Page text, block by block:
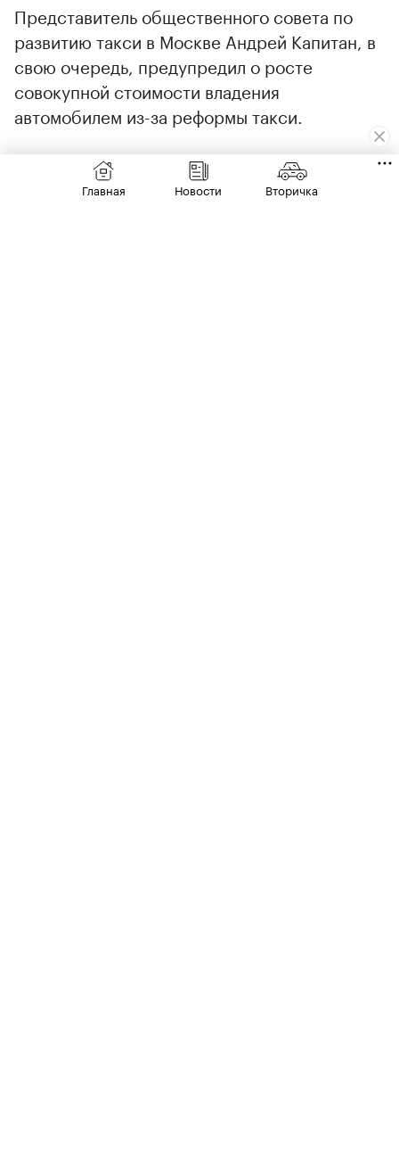
00:00 00:00
Представитель общественного совета по
развитию такси в Москве Андрей Капитан, в
свою очередь, предупредил о росте
совокупной стоимости владения
автомобилем из-за реформы такси.
Главная Новости Вторичка